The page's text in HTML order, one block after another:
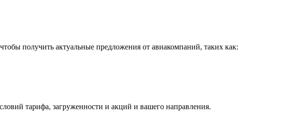
получить актуальные предложения от авиакомпаний, таких как:
тарифа, загруженности и акций и вашего направления.